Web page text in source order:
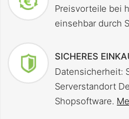
Preisvorteile bei
einsehbar durch
SICHERES
Datensicherheit:
Serverstandort
Shopsoftware.